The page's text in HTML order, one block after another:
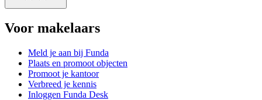
Voor makelaars
Meld je aan bij Funda
Plaats en promoot objecten
Promoot je kantoor
Verbreed je kennis
Inloggen Funda Desk